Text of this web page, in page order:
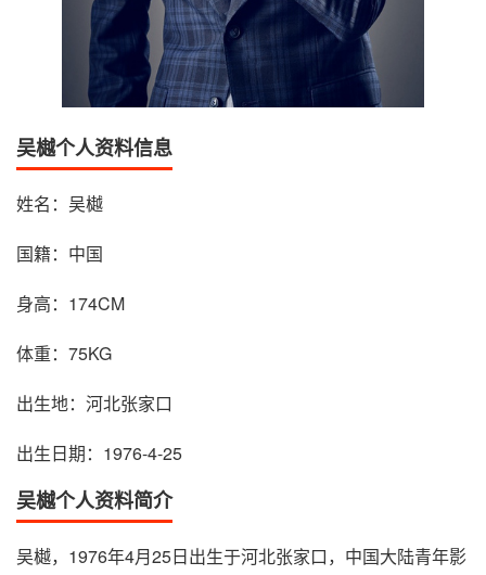
吴樾个人资料信息
姓名：吴樾
国籍：中国
身高：174CM
体重：75KG
出生地：河北张家口
出生日期：1976-4-25
吴樾个人资料简介
吴樾，1976年4月25日出生于河北张家口，中国大陆青年影